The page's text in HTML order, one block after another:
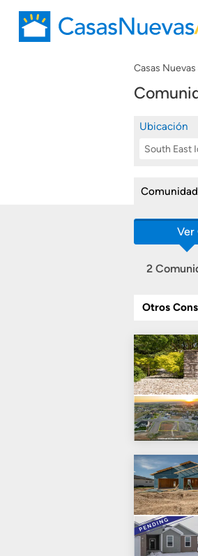
Casas Nuevas
Ubicación
Search
Buscar
Ver
2
Otros